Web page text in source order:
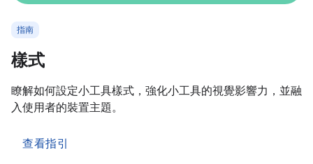
指南
樣式
瞭解如何設定小工具樣式，強化小工具的視覺影響力，並融
入使用者的裝置主題。
查看指引